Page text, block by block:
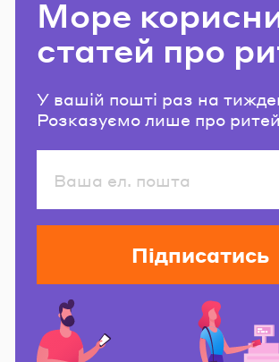
Море
статей про
У вашій пошті раз на
Розказуємо лише про
Підписатись